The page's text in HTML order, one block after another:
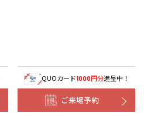
QUOカード1000円分進呈中！
ご来場予約